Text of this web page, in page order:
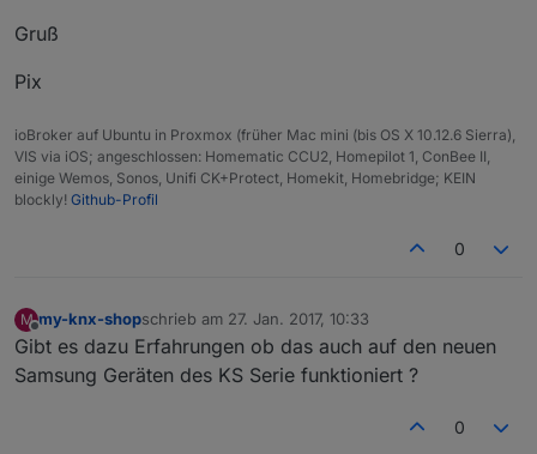
Gruß
Pix
ioBroker auf Ubuntu in Proxmox (früher Mac mini (bis OS X 10.12.6 Sierra),
VIS via iOS; angeschlossen: Homematic CCU2, Homepilot 1, ConBee II,
einige Wemos, Sonos, Unifi CK+Protect, Homekit, Homebridge; KEIN
blockly! Github-Profil
0
M
Offline
my-knx-shopschrieb am 27. Jan. 2017, 10:33
zuletzt editiert von
Gibt es dazu Erfahrungen ob das auch auf den neuen
Samsung Geräten des KS Serie funktioniert ?
0